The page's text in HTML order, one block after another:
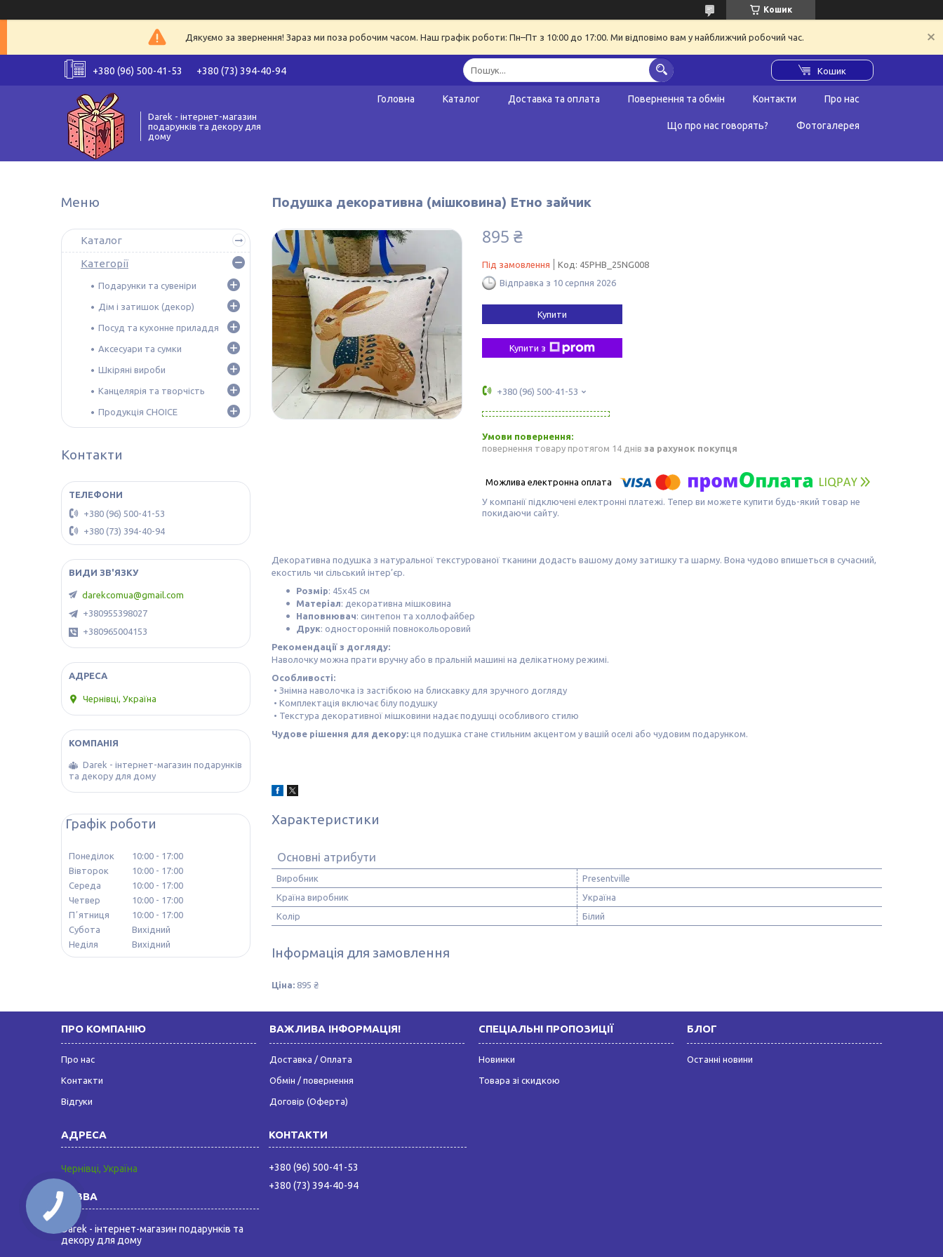
Кошик
Дякуємо за звернення! Зараз ми поза робочим часом. Наш графік роботи: Пн–Пт з 10:00 до 17:00. Ми відповімо вам у найближчий робочий час.
+380 (96) 500-41-53 +380 (73) 394-40-94 Кошик
Darek - інтернет-магазин
подарунків та декору для
дому
Головна Каталог Доставка та оплата Повернення та обмін Контакти Про нас
Що про нас говорять? Фотогалерея
Подушка декоративна (мішковина) Етно зайчик
895 ₴
Під замовлення Код: 45PHB_25NG008
Відправка з 10 серпня 2026
Купити
Купити з
+380 (96) 500-41-53
повернення товару протягом 14 днів за рахунок покупця
У компанії підключені електронні платежі. Тепер ви можете купити будь-який товар не
покидаючи сайту.
Декоративна подушка з натуральної текстурованої тканини додасть вашому дому затишку та шарму. Вона чудово впишеться в сучасний,
екостиль чи сільський інтер’єр.
Розмір: 45х45 см
Матеріал: декоративна мішковина
Наповнювач: синтепон та холлофайбер
Друк: односторонній повнокольоровий
Рекомендації з догляду:
Наволочку можна прати вручну або в пральній машині на делікатному режимі.
Особливості:
• Знімна наволочка із застібкою на блискавку для зручного догляду
• Комплектація включає білу подушку
• Текстура декоративної мішковини надає подушці особливого стилю
Чудове рішення для декору: ця подушка стане стильним акцентом у вашій оселі або чудовим подарунком.
Характеристики
Основні атрибути
Виробник
Presentville
Країна виробник
Україна
Колір
Білий
Інформація для замовлення
Ціна: 895 ₴
Каталог
Категорії
Подарунки та сувеніри
Дім і затишок (декор)
Посуд та кухонне приладдя
Аксесуари та сумки
Шкіряні вироби
Канцелярія та творчість
Продукція CHOICE
Контакти
+380 (96) 500-41-53
+380 (73) 394-40-94
darekcomua@gmail.com
+380955398027
+380965004153
Чернівці, Україна
Darek - інтернет-магазин подарунків
та декору для дому
Графік роботи
Понеділок 10:00
17:00
Вівторок
10:00
17:00
Середа
10:00
17:00
Четвер
10:00
17:00
Пʼятниця
10:00
17:00
Субота
Вихідний
Неділя
Вихідний
ПРО КОМПАНІЮ
Про нас
Контакти
Відгуки
ВАЖЛИВА ІНФОРМАЦІЯ!
Доставка / Оплата
Обмін / повернення
Договір (Оферта)
СПЕЦІАЛЬНІ ПРОПОЗИЦІЇ
Новинки
Товара зі скидкою
БЛОГ
Останні новини
Чернівці, Україна
Darek - інтернет-магазин подарунків та
декору для дому
+380 (96) 500-41-53
+380 (73) 394-40-94
КНОПКА
ЗВ'ЯЗКУ